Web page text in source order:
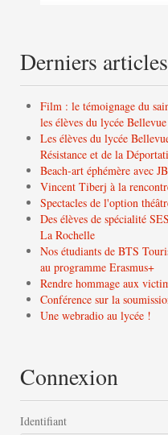
Derniers articles
Film : le témoignage du
les élèves du lycée Bellevue
Les élèves du lycée
Résistance et de la
Beach-art éphémère avec
Vincent Tiberj à la
Spectacles de l'option
Des élèves de spécialité
La Rochelle
Nos étudiants de BTS
au programme Erasmus+
Rendre hommage aux
Conférence sur la
Une webradio au lycée !
Connexion
Identifiant